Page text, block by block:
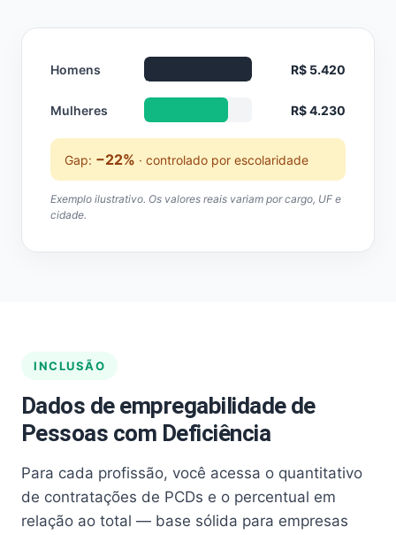
Homens R$ 5.420
Mulheres R$ 4.230
Gap: −22% · controlado por escolaridade
Exemplo ilustrativo. Os valores reais variam por cargo, UF e
cidade.
INCLUSÃO
Dados de empregabilidade de
Pessoas com Deficiência
Para cada profissão, você acessa o quantitativo
de contratações de PCDs e o percentual em
relação ao total — base sólida para empresas